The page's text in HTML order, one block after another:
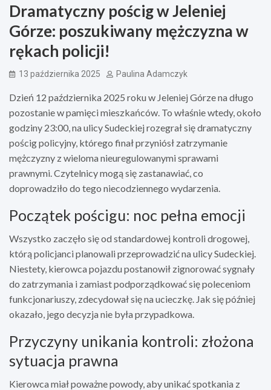
Dramatyczny pościg w Jeleniej
Górze: poszukiwany mężczyzna w
rękach policji!
13 października 2025 Paulina Adamczyk
Dzień 12 października 2025 roku w Jeleniej Górze na długo
pozostanie w pamięci mieszkańców. To właśnie wtedy, około
godziny 23:00, na ulicy Sudeckiej rozegrał się dramatyczny
pościg policyjny, którego finał przyniósł zatrzymanie
mężczyzny z wieloma nieuregulowanymi sprawami
prawnymi. Czytelnicy mogą się zastanawiać, co
doprowadziło do tego niecodziennego wydarzenia.
Początek pościgu: noc pełna emocji
Wszystko zaczęło się od standardowej kontroli drogowej,
którą policjanci planowali przeprowadzić na ulicy Sudeckiej.
Niestety, kierowca pojazdu postanowił zignorować sygnały
do zatrzymania i zamiast podporządkować się poleceniom
funkcjonariuszy, zdecydował się na ucieczkę. Jak się później
okazało, jego decyzja nie była przypadkowa.
Przyczyny unikania kontroli: złożona
sytuacja prawna
Kierowca miał poważne powody, aby unikać spotkania z